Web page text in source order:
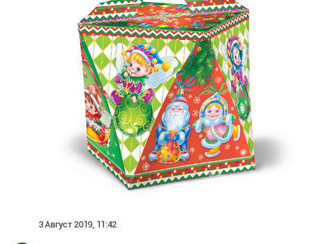
3 Август 2019, 11:42